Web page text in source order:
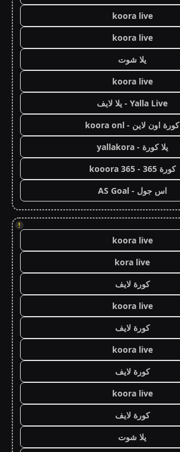
koora live
koora live
يلا شوت
koora live
Yalla Live - يلا لايف
كورة اون لاين - koora onl
يلا كورة - yallakora
كورة 365 - kooora 365
اس جول - AS Goal
!
koora live
kora live
كورة لايف
koora live
كورة لايف
koora live
كورة لايف
koora live
كورة لايف
يلا شوت